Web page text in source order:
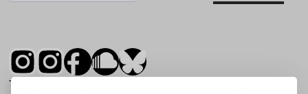
Tsugi est un mensuel indépendant sur la